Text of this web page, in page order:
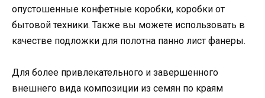
опустошенные конфетные коробки, коробки от
бытовой техники. Также вы можете использовать в
качестве подложки для полотна панно лист фанеры.
Для более привлекательного и завершенного
внешнего вида композиции из семян по краям